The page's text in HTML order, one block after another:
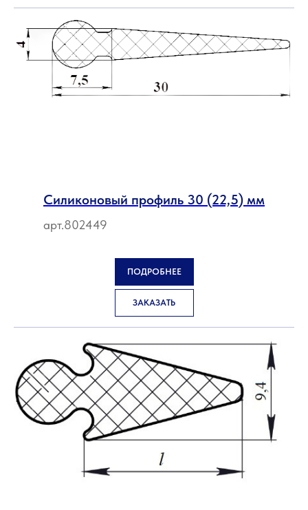
Силиконовый профиль 30 (22,5) мм
арт.802449
ПОДРОБНЕЕ
ЗАКАЗАТЬ